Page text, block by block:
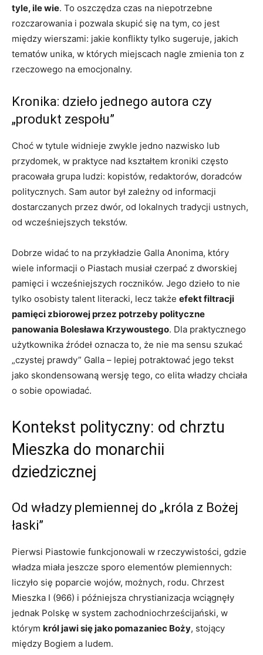
tyle, ile wie. To oszczędza czas na niepotrzebne
rozczarowania i pozwala skupić się na tym, co jest
między wierszami: jakie konflikty tylko sugeruje, jakich
tematów unika, w których miejscach nagle zmienia ton z
rzeczowego na emocjonalny.
Kronika: dzieło jednego autora czy
„produkt zespołu”
Choć w tytule widnieje zwykle jedno nazwisko lub
przydomek, w praktyce nad kształtem kroniki często
pracowała grupa ludzi: kopistów, redaktorów, doradców
politycznych. Sam autor był zależny od informacji
dostarczanych przez dwór, od lokalnych tradycji ustnych,
od wcześniejszych tekstów.
Dobrze widać to na przykładzie Galla Anonima, który
wiele informacji o Piastach musiał czerpać z dworskiej
pamięci i wcześniejszych roczników. Jego dzieło to nie
tylko osobisty talent literacki, lecz także efekt filtracji
pamięci zbiorowej przez potrzeby polityczne
panowania Bolesława Krzywoustego. Dla praktycznego
użytkownika źródeł oznacza to, że nie ma sensu szukać
„czystej prawdy” Galla – lepiej potraktować jego tekst
jako skondensowaną wersję tego, co elita władzy chciała
o sobie opowiadać.
Kontekst polityczny: od chrztu
Mieszka do monarchii
dziedzicznej
Od władzy plemiennej do „króla z Bożej
łaski”
Pierwsi Piastowie funkcjonowali w rzeczywistości, gdzie
władza miała jeszcze sporo elementów plemiennych:
liczyło się poparcie wojów, możnych, rodu. Chrzest
Mieszka I (966) i późniejsza chrystianizacja wciągnęły
jednak Polskę w system zachodniochrześcijański, w
którym król jawi się jako pomazaniec Boży, stojący
między Bogiem a ludem.